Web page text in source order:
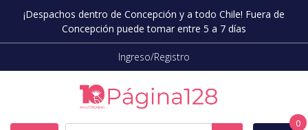
¡Despachos dentro de Concepción y a todo Chile! Fuera de
Concepción puede tomar entre 5 a 7 días
Ingreso/Registro
0